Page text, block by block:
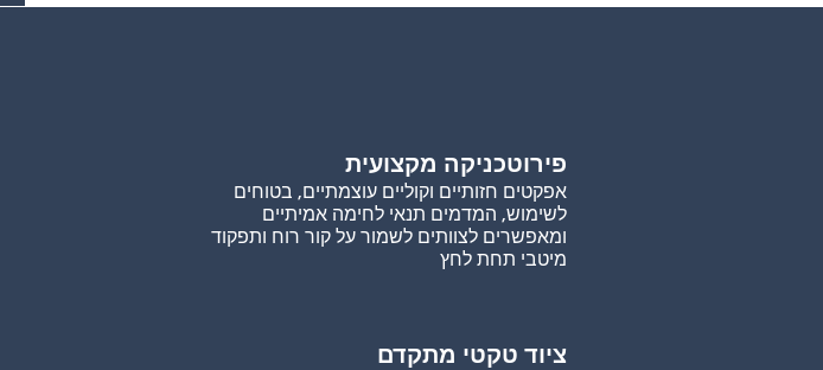
פירוטכניקה מקצועית
אפקטים חזותיים וקוליים עוצמתיים, בטוחים
לשימוש, המדמים תנאי לחימה אמיתיים
ומאפשרים לצוותים לשמור על קור רוח ותפקוד
מיטבי תחת לחץ
ציוד טקטי מתקדם